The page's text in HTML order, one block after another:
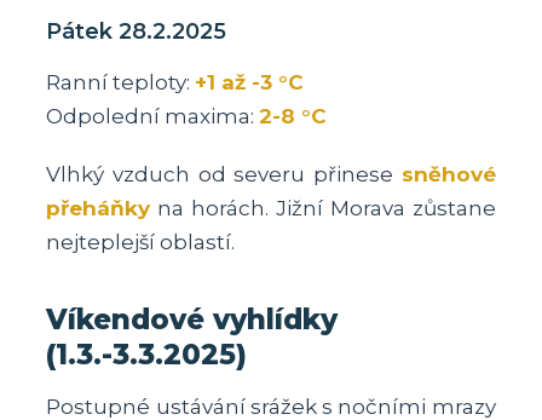
Pátek 28.2.2025
Ranní teploty: +1 až -3 °C
Odpolední maxima:2-8 °C
Vlhký vzduch od severu přinese sněhové
přeháňky na horách. Jižní Morava zůstane
nejteplejší oblastí.
Víkendové vyhlídky
(1.3.-3.3.2025)
Postupné ustávání srážek s nočními mrazy